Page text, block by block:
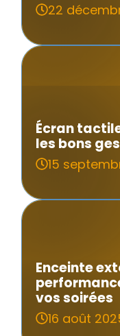
22
Écran
les bons
15
Enceinte
vos soirées
16 août